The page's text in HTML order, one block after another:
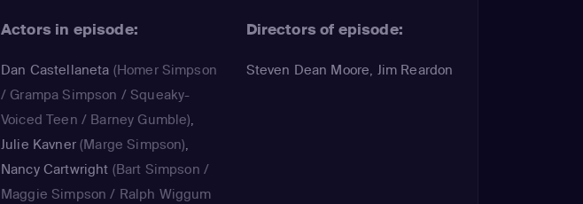
Actors in episode:
Dan Castellaneta (Homer Simpson
/ Grampa Simpson / Squeaky-
Voiced Teen / Barney Gumble),
Julie Kavner(Marge Simpson),
Nancy Cartwright (Bart Simpson /
Maggie Simpson / Ralph Wiggum
Directors of episode:
Steven Dean Moore, Jim Reardon